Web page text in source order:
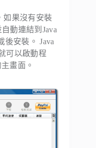
如果沒有安裝
動連結到Java
後安裝。 Java
可以啟動程
畫面。